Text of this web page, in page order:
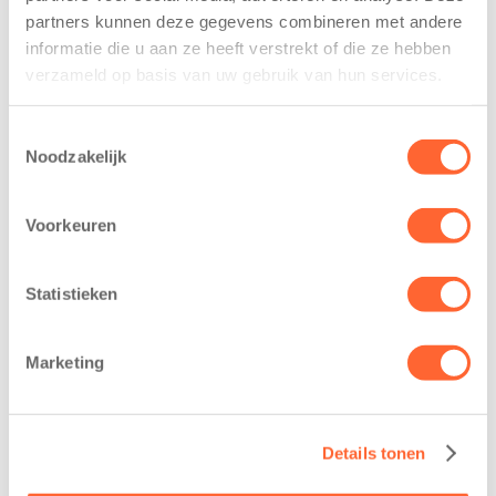
partners kunnen deze gegevens combineren met andere
informatie die u aan ze heeft verstrekt of die ze hebben
verzameld op basis van uw gebruik van hun services.
Noodzakelijk
Voorkeuren
Statistieken
Marketing
Details tonen
mee. Ze spelen samen, sluiten vriendschappen en
leren grenzen kennen. Zeker oudere kinderen willen
vanuit zichzelf de wereld verkennen en leren van
nieuwe ervaringen. Onze medewerkers spelen daar